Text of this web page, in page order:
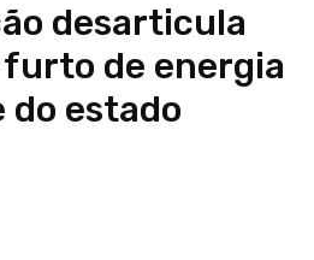
desarticula
de energia
do estado